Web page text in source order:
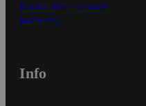
Kaikki ohjeet ja vinkit
In English
Info